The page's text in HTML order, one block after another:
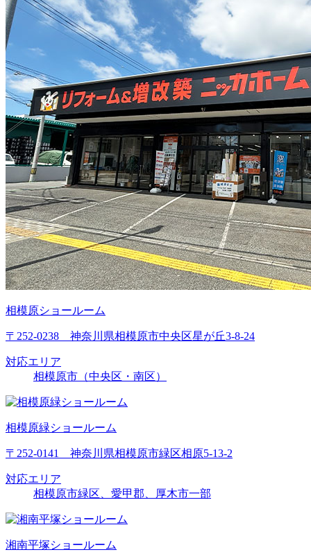
相模原ショールーム
〒252-0238 神奈川県相模原市中央区星が丘3-8-24
対応エリア
相模原市（中央区・南区）
相模原緑ショールーム
〒252-0141 神奈川県相模原市緑区相原5-13-2
対応エリア
相模原市緑区、愛甲郡、厚木市一部
湘南平塚ショールーム